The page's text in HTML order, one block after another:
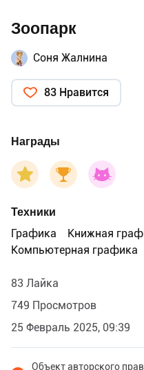
Зоопарк
Соня Жалнина
83 Нравится
Награды
Техники
Графика
Книжная
Компьютерная графика
83 Лайка
749 Просмотров
25 Февраль 2025, 09:39
Объект авторского